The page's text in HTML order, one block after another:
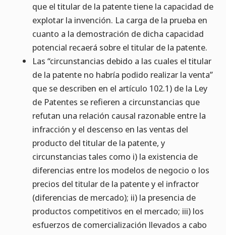
que el titular de la patente tiene la capacidad de
explotar la invención. La carga de la prueba en
cuanto a la demostración de dicha capacidad
potencial recaerá sobre el titular de la patente.
Las “circunstancias debido a las cuales el titular
de la patente no habría podido realizar la venta”
que se describen en el artículo 102.1) de la Ley
de Patentes se refieren a circunstancias que
refutan una relación causal razonable entre la
infracción y el descenso en las ventas del
producto del titular de la patente, y
circunstancias tales como i) la existencia de
diferencias entre los modelos de negocio o los
precios del titular de la patente y el infractor
(diferencias de mercado); ii) la presencia de
productos competitivos en el mercado; iii) los
esfuerzos de comercialización llevados a cabo